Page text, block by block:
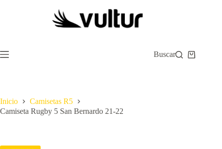
Buscar
Carro
Inicio
Camisetas R5
Camiseta Rugby 5 San Bernardo 21-22